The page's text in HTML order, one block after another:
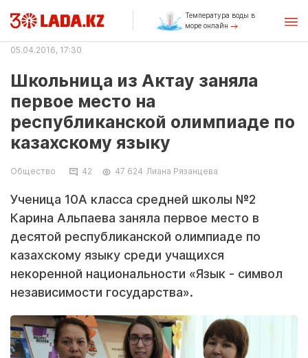
Температура воды в
море онлайн
05.04.2016, 17:30
Школьница из Актау заняла
первое место на
республиканской олимпиаде по
казахскому языку
Общество 42 47 624 Лиана Рязанцева
Ученица 10А класса средней школы №2
Карина Альпаева заняла первое место в
десятой республиканской олимпиаде по
казахскому языку среди учащихся
некоренной национальности «Язык - символ
независимости государства».